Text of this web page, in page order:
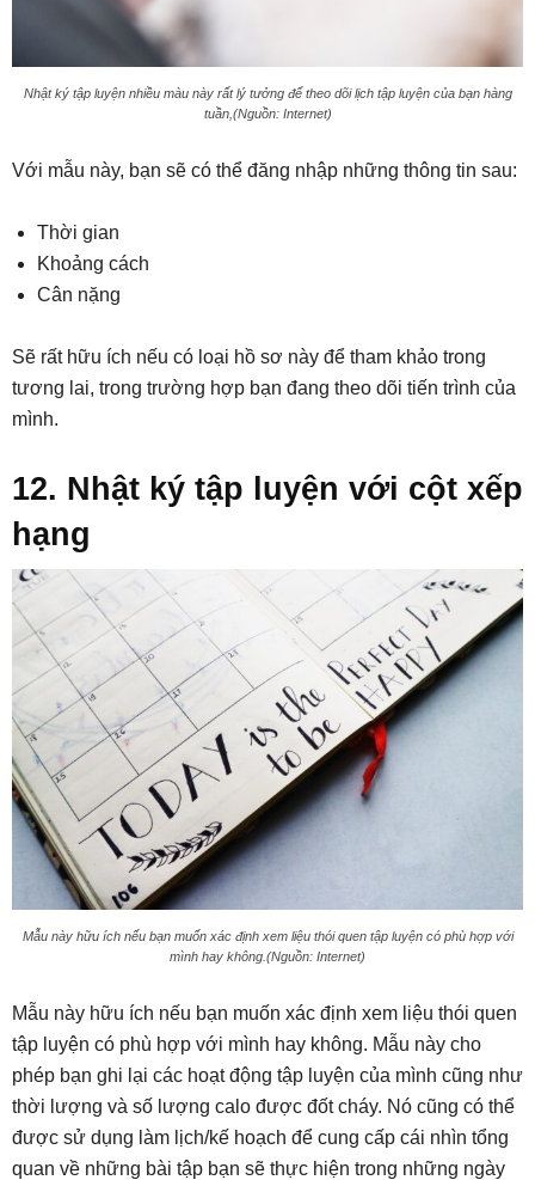
Nhật ký tập luyện nhiều màu này rất lý tưởng để theo dõi lịch tập luyện của bạn hàng
tuần,(Nguồn: Internet)
Với mẫu này, bạn sẽ có thể đăng nhập những thông tin sau:
Thời gian
Khoảng cách
Cân nặng
Sẽ rất hữu ích nếu có loại hồ sơ này để tham khảo trong
tương lai, trong trường hợp bạn đang theo dõi tiến trình của
mình.
12. Nhật ký tập luyện với cột xếp
hạng
Mẫu này hữu ích nếu bạn muốn xác định xem liệu thói quen tập luyện có phù hợp với
mình hay không.(Nguồn: Internet)
Mẫu này hữu ích nếu bạn muốn xác định xem liệu thói quen
tập luyện có phù hợp với mình hay không. Mẫu này cho
phép bạn ghi lại các hoạt động tập luyện của mình cũng như
thời lượng và số lượng calo được đốt cháy. Nó cũng có thể
được sử dụng làm lịch/kế hoạch để cung cấp cái nhìn tổng
quan về những bài tập bạn sẽ thực hiện trong những ngày